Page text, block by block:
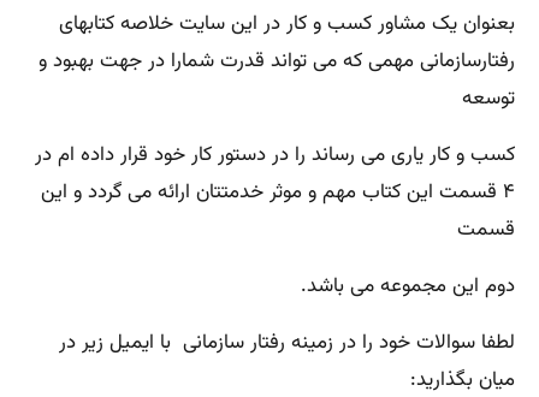
بعنوان یک مشاور کسب و کار در این سایت خلاصه کتابهای
رفتارسازمانی مهمی که می تواند قدرت شمارا در جهت بهبود و
توسعه
کسب و کار یاری می رساند را در دستور کار خود قرار داده ام در
۴ قسمت این کتاب مهم و موثر خدمتتان ارائه می گردد و این
قسمت
دوم این مجموعه می باشد.
لطفا سوالات خود را در زمینه رفتار سازمانی با ایمیل زیر در
میان بگذارید: